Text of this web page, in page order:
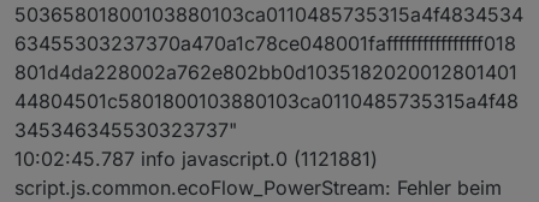
50365801800103880103ca0110485735315a4f4834534
63455303237370a470a1c78ce048001faffffffffffffffff018
801d4da228002a762e802bb0d1035182020012801401
44804501c5801800103880103ca0110485735315a4f48
345346345530323737"
10:02:45.787 info javascript.0 (1121881)
script.js.common.ecoFlow_PowerStream: Fehler beim